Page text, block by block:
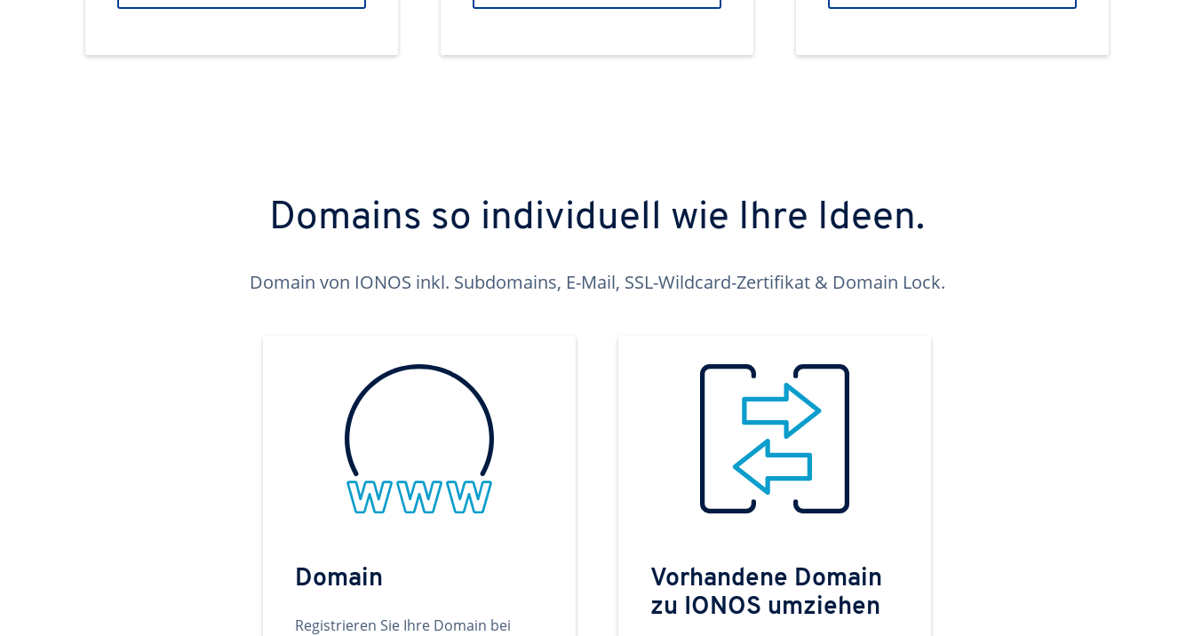
Domains so individuell wie Ihre Ideen.
Domain von IONOS inkl. Subdomains, E-Mail, SSL-Wildcard-Zertifikat & Domain Lock.
Domain
Registrieren Sie Ihre Domain bei
Vorhandene Domain
zu IONOS umziehen